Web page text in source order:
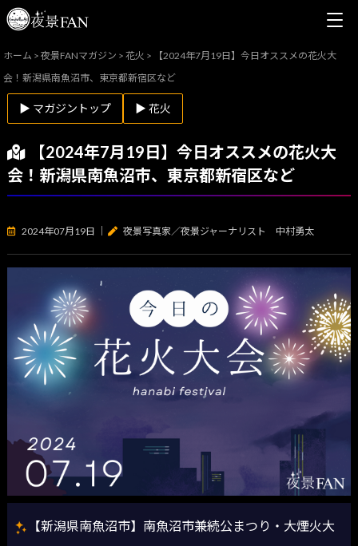
ホーム >夜景FANマガジン >花火 >
【2024年7月19日】今日オススメの花火大
会！新潟県南魚沼市、東京都新宿区など
▶ マガジントップ ▶ 花火
【2024年7月19日】今日オススメの花火大
会！新潟県南魚沼市、東京都新宿区など
2024年07月19日 夜景写真家／夜景ジャーナリスト 中村勇太
【新潟県南魚沼市】南魚沼市兼続公まつり・大煙火大